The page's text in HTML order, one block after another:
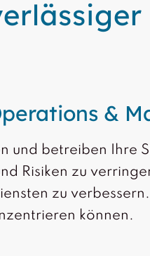
&
und betreiben Ihre
Risiken zu
zu
können.